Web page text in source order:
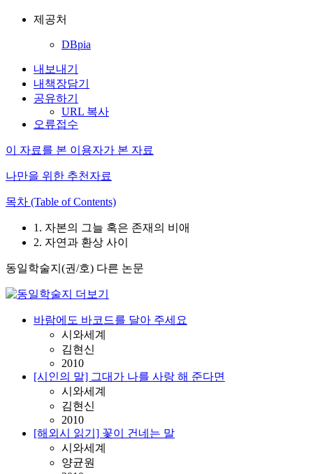
제공처
DBpia
내보내기
내책장담기
공유하기
URL 복사
오류접수
이 자료를 본 이용자가 본 자료
나만을 위한 추천자료
목차 (Table of Contents)
1. 자본의 그늘 혹은 존재의 비애
2. 자연과 환상 사이
동일학술지(권/호) 다른 논문
바람에도 바코드를 달아 주세요
시와세계
김현신
2010
[시인의 말] 그대가 나를 사랑 해 준다면
시와세계
김현신
2010
[해외시 읽기] 꽃이 건네는 말
시와세계
양균원